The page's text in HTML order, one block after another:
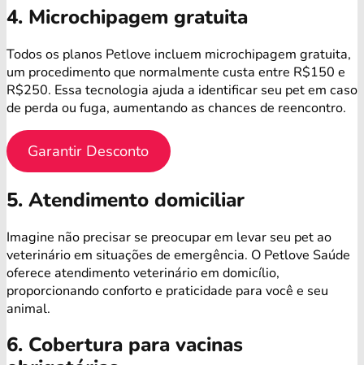
4. Microchipagem gratuita
Todos os planos Petlove incluem microchipagem gratuita,
um procedimento que normalmente custa entre R$150 e
R$250. Essa tecnologia ajuda a identificar seu pet em caso
de perda ou fuga, aumentando as chances de reencontro.
Garantir Desconto
5. Atendimento domiciliar
Imagine não precisar se preocupar em levar seu pet ao
veterinário em situações de emergência. O Petlove Saúde
oferece atendimento veterinário em domicílio,
proporcionando conforto e praticidade para você e seu
animal.
6. Cobertura para vacinas